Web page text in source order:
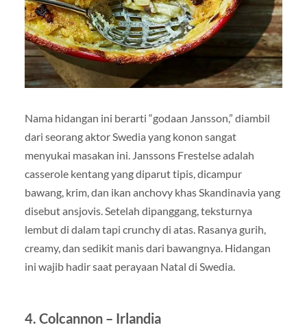
Nama hidangan ini berarti “godaan Jansson,” diambil
dari seorang aktor Swedia yang konon sangat
menyukai masakan ini. Janssons Frestelse adalah
casserole kentang yang diparut tipis, dicampur
bawang, krim, dan ikan anchovy khas Skandinavia yang
disebut ansjovis. Setelah dipanggang, teksturnya
lembut di dalam tapi crunchy di atas. Rasanya gurih,
creamy, dan sedikit manis dari bawangnya. Hidangan
ini wajib hadir saat perayaan Natal di Swedia.
4. Colcannon – Irlandia